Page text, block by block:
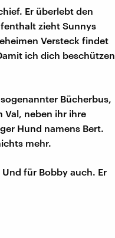
Er überlebt den
zieht Sunnys
Versteck findet
ich dich beschützen
Bücherbus,
Val, neben ihr ihre
Hund namens Bert.
mehr.
für Bobby auch. Er